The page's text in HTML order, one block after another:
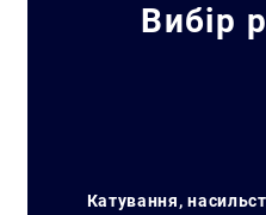
Вибір
Катування,